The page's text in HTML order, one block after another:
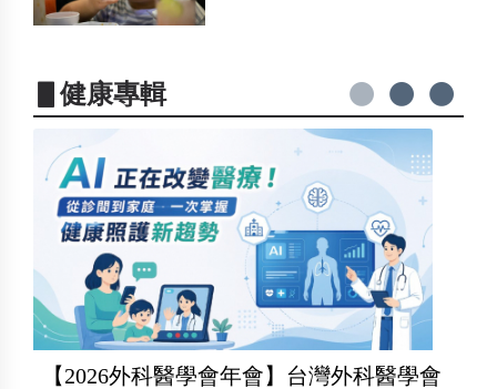
▋健康專輯
【2026外科醫學會年會】台灣外科醫學會